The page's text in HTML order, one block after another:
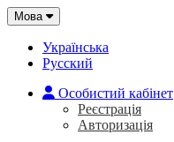
Мова
Українська
Русский
Особистий кабінет
Реєстрація
Авторизація